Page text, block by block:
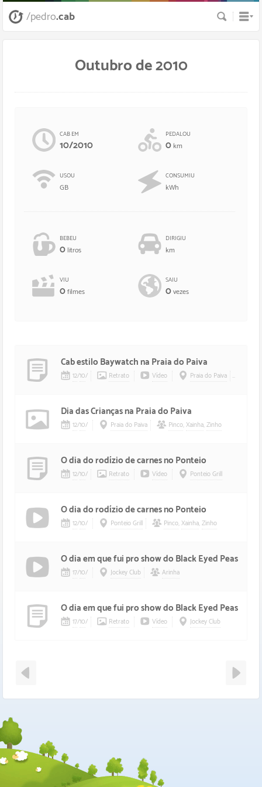
/pedro.cab Busca
Outubro de 2010
CAB EM
10/2010
PEDALOU
0 km
USOU
GB
CONSUMIU
kWh
BEBEU
0 litros
DIRIGIU
km
VIU
0filmes
SAIU
0vezes
Cab estilo Baywatch na Praia do Paiva
12/10/ Retrato Vídeo Praia do Paiva
Dia das Crianças na Praia do Paiva
12/10/ Praia do Paiva Pinco Xainha Zinho
O dia do rodízio de carnes no Ponteio
12/10/ Retrato Vídeo Ponteio Grill
O dia do rodízio de carnes no Ponteio
12/10/ Ponteio Grill Pinco Xainha Zinho
O dia em que fui pro show do Black Eyed Peas
17/10/ Jockey Club Arinha
O dia em que fui pro show do Black Eyed Peas
17/10/ Retrato Vídeo Jockey Club